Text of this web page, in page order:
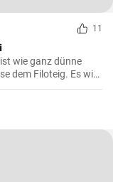
11
dem Filoteig. Es wird
und Gewürzen
!